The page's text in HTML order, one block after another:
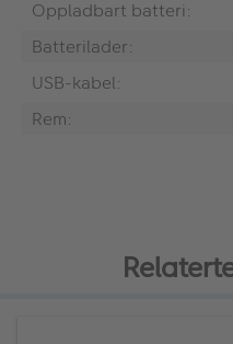
Oppladbart batteri:
Batterilader:
USB-kabel:
Rem: